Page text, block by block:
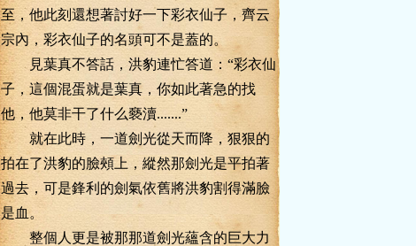
至，他此刻還想著討好一下彩衣仙子，齊云
宗內，彩衣仙子的名頭可不是蓋的。
見葉真不答話，洪豹連忙答道：“彩衣仙
子，這個混蛋就是葉真，你如此著急的找
他，他莫非干了什么褻瀆.......”
就在此時，一道劍光從天而降，狠狠的
拍在了洪豹的臉頰上，縱然那劍光是平拍著
過去，可是鋒利的劍氣依舊將洪豹割得滿臉
是血。
整個人更是被那那道劍光蘊含的巨大力